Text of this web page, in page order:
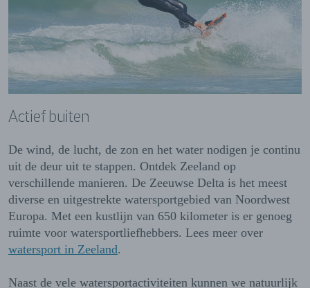
Actief buiten
De wind, de lucht, de zon en het water nodigen je continu
uit de deur uit te stappen. Ontdek Zeeland op
verschillende manieren. De Zeeuwse Delta is het meest
diverse en uitgestrekte watersportgebied van Noordwest
Europa. Met een kustlijn van 650 kilometer is er genoeg
ruimte voor watersportliefhebbers. Lees meer over
watersport in Zeeland.
Naast de vele watersportactiviteiten kunnen we natuurlijk